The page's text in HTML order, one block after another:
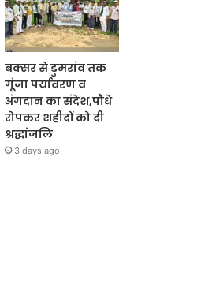
बक्सर से डुमरांव तक
गूंजा पर्यावरण व
अंगदान का संदेश,पौधे
रोपकर शहीदों को दी
श्रद्धांजलि
3 days ago